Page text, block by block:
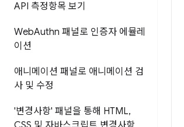
API 측정항목 보기
WebAuthn 패널로 인증자 에뮬레
이션
애니메이션 패널로 애니메이션 검
사 및 수정
'변경사항' 패널을 통해 HTML,